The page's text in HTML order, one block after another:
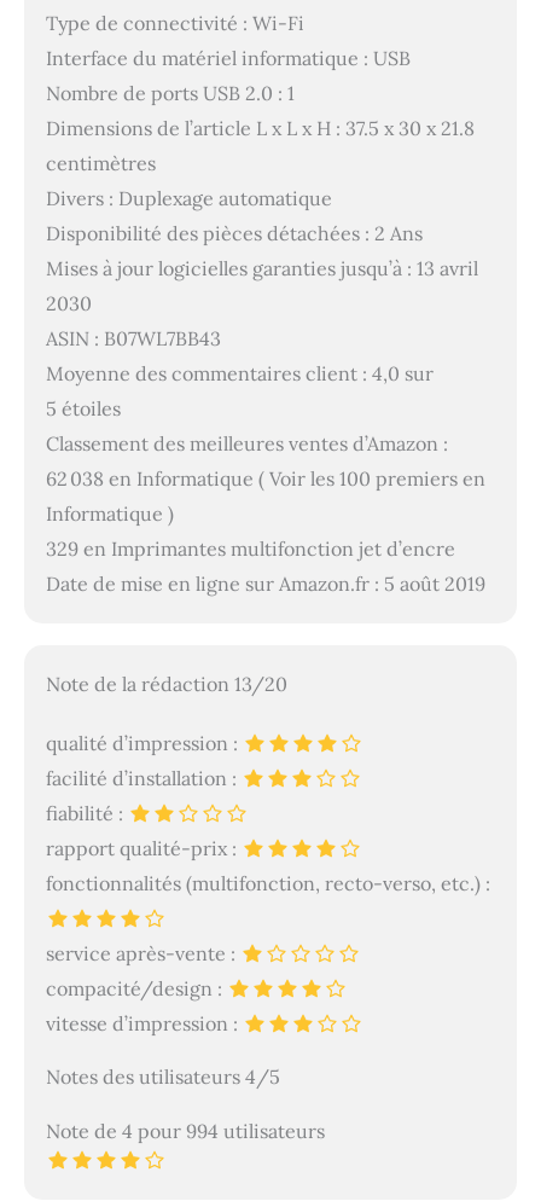
Type de connectivité : Wi-Fi
Interface du matériel informatique : USB
Nombre de ports USB 2.0 : 1
Dimensions de l’article L x L x H : 37.5 x 30 x 21.8
centimètres
Divers : Duplexage automatique
Disponibilité des pièces détachées : 2 Ans
Mises à jour logicielles garanties jusqu’à : 13 avril
2030
ASIN : B07WL7BB43
Moyenne des commentaires client : 4,0 sur
5 étoiles
Classement des meilleures ventes d’Amazon :
62 038 en Informatique ( Voir les 100 premiers en
Informatique )
329 en Imprimantes multifonction jet d’encre
Date de mise en ligne sur Amazon.fr : 5 août 2019
Note de la rédaction 13/20
qualité d’impression :
facilité d’installation :
fiabilité :
rapport qualité-prix :
fonctionnalités (multifonction, recto-verso, etc.) :
service après-vente :
compacité/design :
vitesse d’impression :
Notes des utilisateurs 4/5
Note de 4 pour 994 utilisateurs